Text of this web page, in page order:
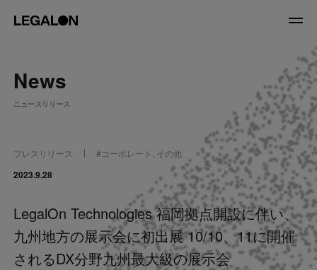
About
役員紹介
Service
News
Recruit
News
ニュースリリース
プレスリリース #コーポレート その他
2023.9.28
LegalOn Technologies 福岡拠点開設に伴い、
九州地方の展示会に初出展 10/10、11に開催
されるDX分野九州最大級の展示会